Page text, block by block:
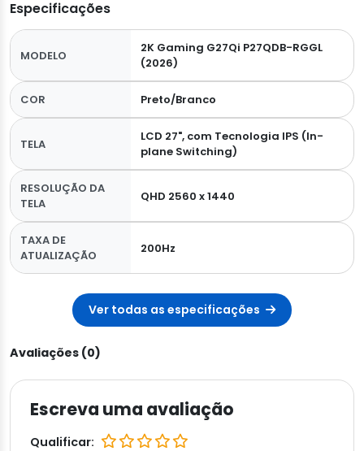
Especificações
MODELO
2K Gaming G27Qi P27QDB-RGGL
(2026)
COR Preto/Branco
TELA
LCD 27", com Tecnologia IPS (In-
plane Switching)
RESOLUÇÃO DA
TELA
QHD 2560 x 1440
TAXA DE
ATUALIZAÇÃO
200Hz
Ver todas as especificações
Avaliações (0)
Escreva uma avaliação
Qualificar: